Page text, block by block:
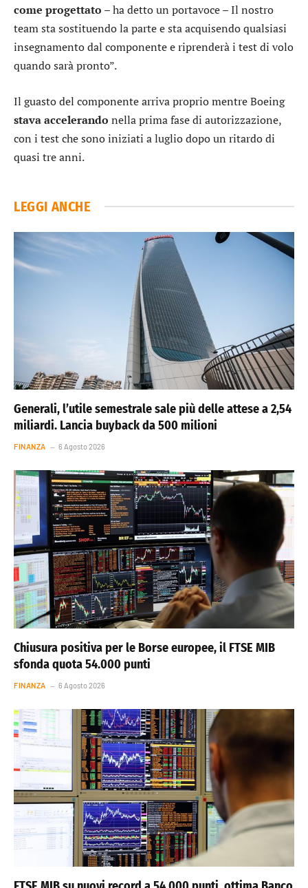
come progettato – ha detto un portavoce – Il nostro
team sta sostituendo la parte e sta acquisendo qualsiasi
insegnamento dal componente e riprenderà i test di volo
quando sarà pronto”.
Il guasto del componente arriva proprio mentre Boeing
stava accelerando nella prima fase di autorizzazione,
con i test che sono iniziati a luglio dopo un ritardo di
quasi tre anni.
LEGGI ANCHE
Generali, l’utile semestrale sale più delle attese a 2,54
miliardi. Lancia buyback da 500 milioni
FINANZA 6 Agosto 2026
Chiusura positiva per le Borse europee, il FTSE MIB
sfonda quota 54.000 punti
FINANZA 6 Agosto 2026